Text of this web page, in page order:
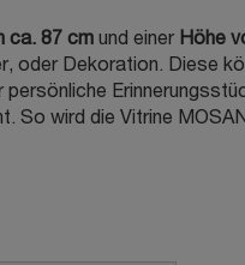
ca. 87 cm und einer Höhe
oder Dekoration. Diese
So wird die Vitrine